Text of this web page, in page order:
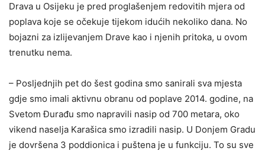
Drava u Osijeku je pred proglašenjem redovitih mjera od
poplava koje se očekuje tijekom idućih nekoliko dana. No
bojazni za izlijevanjem Drave kao i njenih pritoka, u ovom
trenutku nema.
– Posljednjih pet do šest godina smo sanirali sva mjesta
gdje smo imali aktivnu obranu od poplave 2014. godine, na
Svetom Đurađu smo napravili nasip od 700 metara, oko
vikend naselja Karašica smo izradili nasip. U Donjem Gradu
je dovršena 3 poddionica i puštena je u funkciju. To su sve